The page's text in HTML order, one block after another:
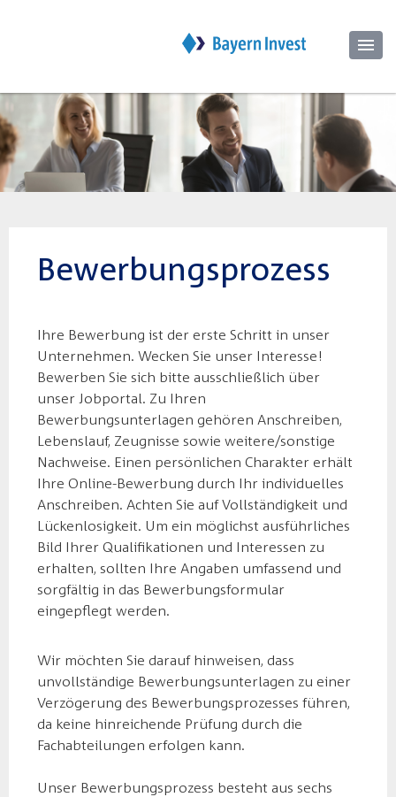
Bewerbungsprozess
Ihre Bewerbung ist der erste Schritt in unser
Unternehmen. Wecken Sie unser Interesse!
Bewerben Sie sich bitte ausschließlich über
unser Jobportal. Zu Ihren
Bewerbungsunterlagen gehören Anschreiben,
Lebenslauf, Zeugnisse sowie weitere/sonstige
Nachweise. Einen persönlichen Charakter erhält
Ihre Online-Bewerbung durch Ihr individuelles
Anschreiben. Achten Sie auf Vollständigkeit und
Lückenlosigkeit. Um ein möglichst ausführliches
Bild Ihrer Qualifikationen und Interessen zu
erhalten, sollten Ihre Angaben umfassend und
sorgfältig in das Bewerbungsformular
eingepflegt werden.
Wir möchten Sie darauf hinweisen, dass
unvollständige Bewerbungsunterlagen zu einer
Verzögerung des Bewerbungsprozesses führen,
da keine hinreichende Prüfung durch die
Fachabteilungen erfolgen kann.
Unser Bewerbungsprozess besteht aus sechs